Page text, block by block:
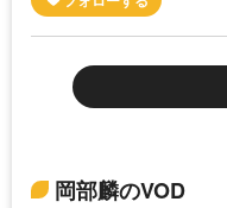
岡部麟のVOD